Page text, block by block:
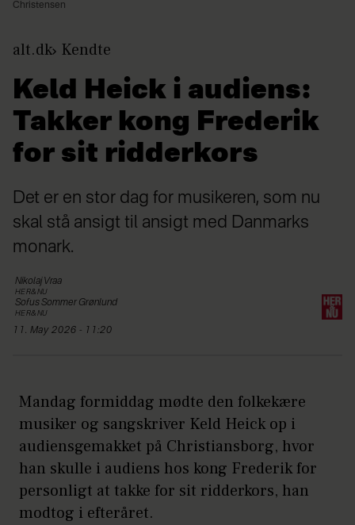
Christensen
alt.dk Kendte
Keld Heick i audiens:
Takker kong Frederik
for sit ridderkors
Det er en stor dag for musikeren, som nu
skal stå ansigt til ansigt med Danmarks
monark.
Nikolaj Vraa
HER&NU
SofusSommer Grønlund
HER&NU
11. May 2026 - 11:20
Mandag formiddag mødte den folkekære
musiker og sangskriver Keld Heick op i
audiensgemakket på Christiansborg, hvor
han skulle i audiens hos kong Frederik for
personligt at takke for sit ridderkors, han
modtog i efteråret.